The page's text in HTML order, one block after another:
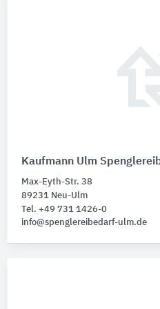
Kaufmann Ulm
Max-Eyth-Str. 38
89231 Neu-Ulm
Tel. +49 731 1426-0
info@spenglereibedarf-ulm.de